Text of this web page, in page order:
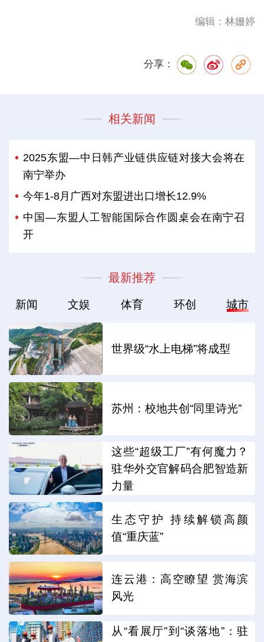
编辑：林姗婷
分享：
相关新闻
2025东盟—中日韩产业链供应链对接大会将在
南宁举办
今年1-8月广西对东盟进出口增长12.9%
中国—东盟人工智能国际合作圆桌会在南宁召
开
最新推荐
新闻 文娱 体育 环创 城市
世界级“水上电梯”将成型
苏州：校地共创“同里诗光”
这些“超级工厂”有何魔力？
驻华外交官解码合肥智造新
力量
生态守护 持续解锁高颜
值“重庆蓝”
连云港：高空瞭望 赏海滨
风光
从“看展厅”到“谈落地”：驻